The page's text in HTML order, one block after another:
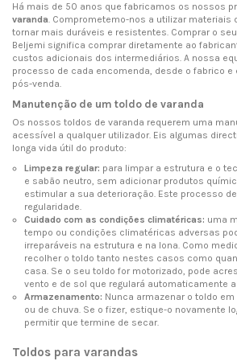
Há mais de 50 anos que fabricamos os nossos
varanda. Comprometemo-nos a utilizar materiais
tornar mais duráveis e resistentes. Comprar o
Beljemi significa comprar diretamente ao
custos adicionais dos intermediários. A nossa
processo de cada encomenda, desde o fabrico e
pós-venda.
Manutenção de um toldo de varanda
Os nossos toldos de varanda requerem uma
acessível a qualquer utilizador. Eis algumas
longa vida útil do produto:
Limpeza regular: para limpar a estrutura e o
e sabão neutro, sem adicionar produtos
estimular a sua deterioração. Este processo
regularidade.
Cuidado com as condições climatéricas: uma
tempo ou condições climatéricas adversas
irreparáveis na estrutura e na lona. Como
recolher o toldo tanto nestes casos como
casa. Se o seu toldo for motorizado, pode
vento e de sol que regulará automaticamente
Armazenamento: Nunca armazenar o toldo
ou de chuva. Se o fizer, estique-o novamente
permitir que termine de secar.
Toldos para varandas